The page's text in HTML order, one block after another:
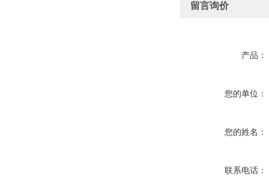
留言询价
产品：
您的单位：
您的姓名：
联系电话：